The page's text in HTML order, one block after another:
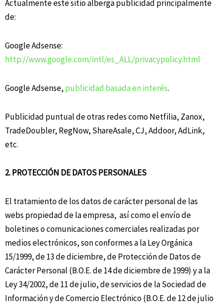
Actualmente este sitio alberga publicidad principalmente
de:
Google Adsense:
http://www.google.com/intl/es_ALL/privacypolicy.html
Google Adsense, publicidad basada en interés.
Publicidad puntual de otras redes como Netfilia, Zanox,
TradeDoubler, RegNow, ShareAsale, CJ, Addoor, AdLink,
etc.
2. PROTECCIÓN DE DATOS PERSONALES
El tratamiento de los datos de carácter personal de las
webs propiedad de la empresa, así como el envío de
boletines o comunicaciones comerciales realizadas por
medios electrónicos, son conformes a la Ley Orgánica
15/1999, de 13 de diciembre, de Protección de Datos de
Carácter Personal (B.O.E. de 14 de diciembre de 1999) y a la
Ley 34/2002, de 11 de julio, de servicios de la Sociedad de
Información y de Comercio Electrónico (B.O.E. de 12 de julio